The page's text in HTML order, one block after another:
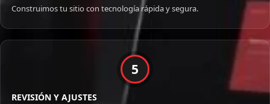
Construimos tu sitio con tecnología rápida y segura.
5
REVISIÓN Y AJUSTES